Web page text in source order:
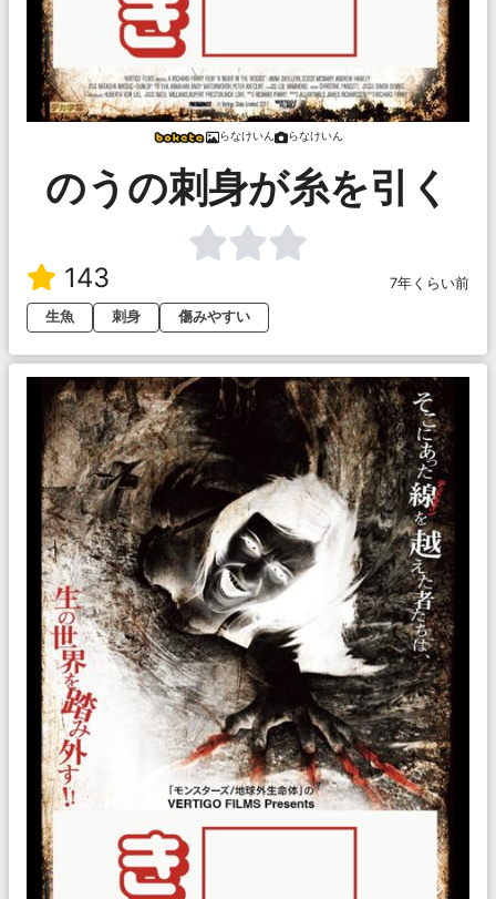
らなけいん らなけいん
のうの刺身が糸を引く
143
7年くらい前
生魚
刺身 傷みやすい